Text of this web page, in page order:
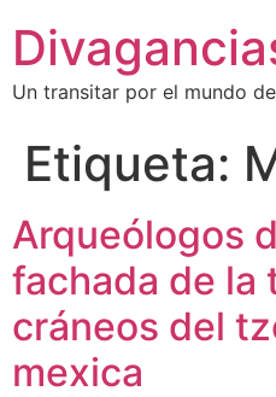
Un transitar por el mundo
Etiqueta:
Arqueólogos
fachada de la
cráneos del
mexica